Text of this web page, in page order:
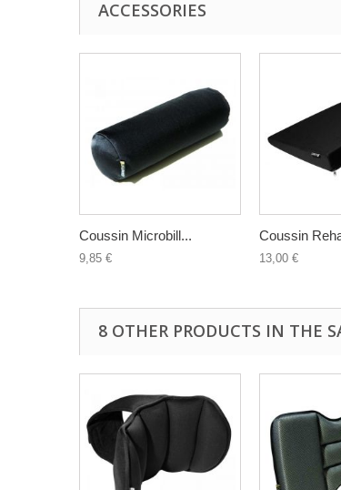
ACCESSORIES
Coussin Microbill...
9,85 €
Coussin
13,00 €
8 OTHER PRODUCTS IN THE